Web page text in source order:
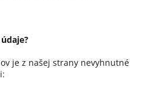
je z našej strany nevyhnutné